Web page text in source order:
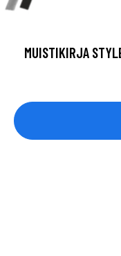
MUISTIKIRJA